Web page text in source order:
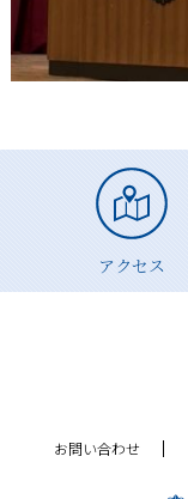
アクセス
お問い合わせ